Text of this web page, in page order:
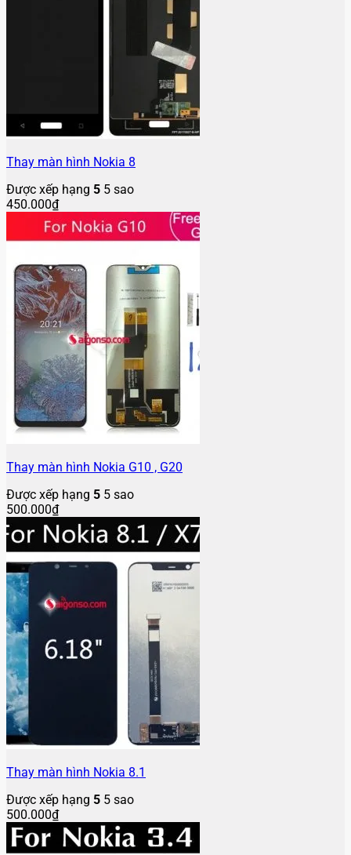
Thay màn hình Nokia 8
Được xếp hạng 5 5 sao
450.000₫
Thay màn hình Nokia G10 , G20
Được xếp hạng 5 5 sao
500.000₫
Thay màn hình Nokia 8.1
Được xếp hạng 5 5 sao
500.000₫